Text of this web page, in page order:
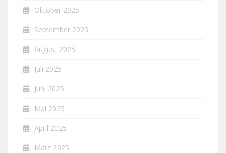
Oktober 2025
September 2025
August 2025
Juli 2025
Juni 2025
Mai 2025
April 2025
März 2025